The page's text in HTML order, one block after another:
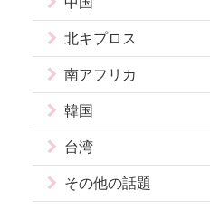
北キプロス
南アフリカ
韓国
台湾
その他の話題